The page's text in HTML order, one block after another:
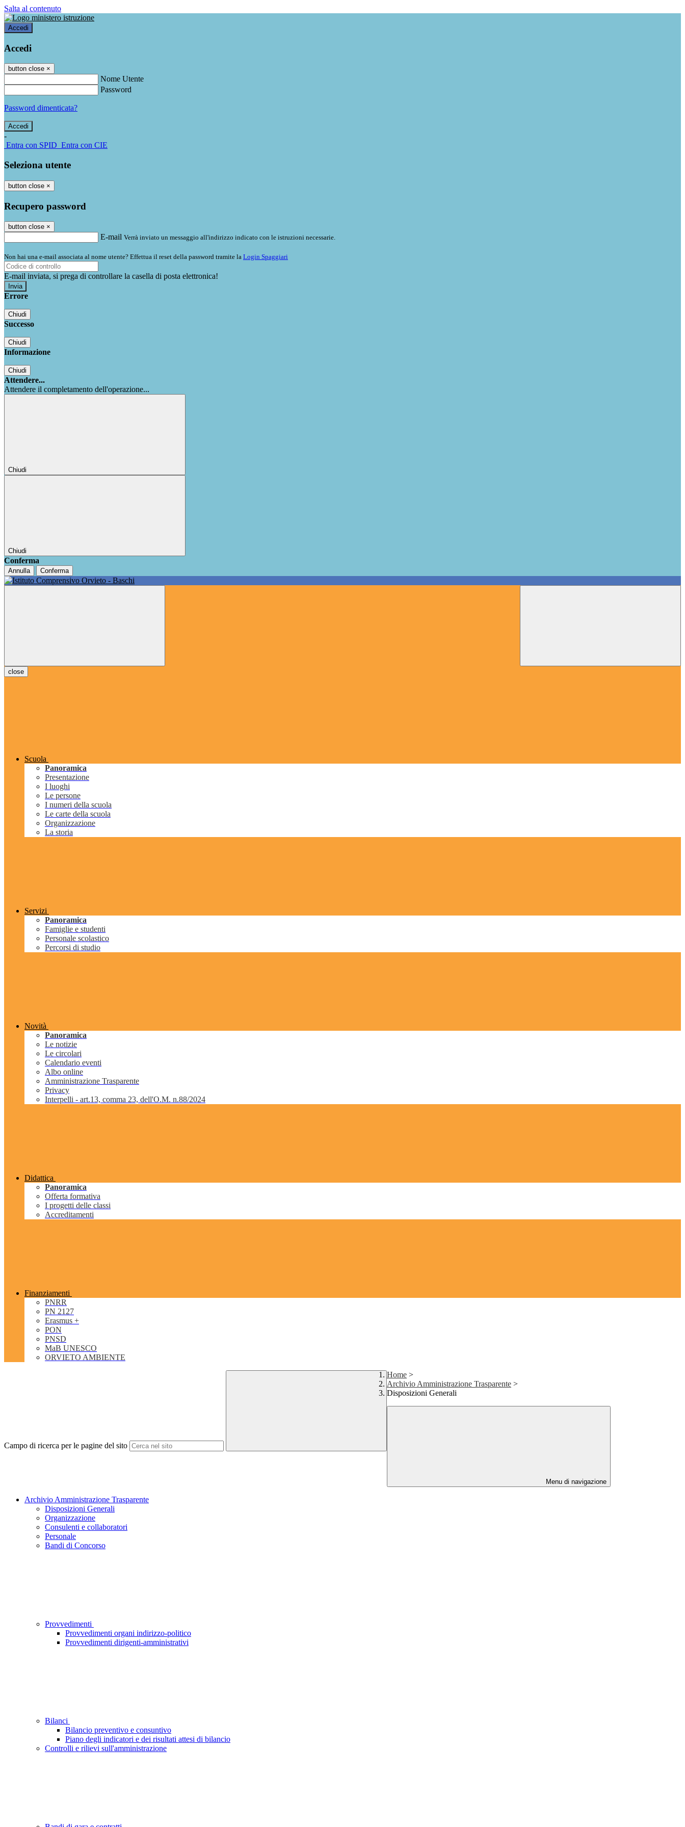
Salta al contenuto
Accedi
Accedi
button close ×
Nome Utente
Password
Password dimenticata?
-
Entra con SPID Entra con CIE
Seleziona utente
button close ×
Recupero password
button close ×
E-mail Verrà inviato un messaggio all'indirizzo indicato con le istruzioni necessarie.
Non hai una e-mail associata al nome utente? Effettua il reset della password tramite la Login Spaggiari
E-mail inviata, si prega di controllare la casella di posta elettronica!
Errore
Chiudi
Successo
Chiudi
Informazione
Chiudi
Attendere...
Attendere il completamento dell'operazione...
Chiudi
Chiudi
Conferma
Annulla Conferma
close
Scuola
Panoramica
Presentazione
I luoghi
Le persone
I numeri della scuola
Le carte della scuola
Organizzazione
La storia
Servizi
Panoramica
Famiglie e studenti
Personale scolastico
Percorsi di studio
Novità
Panoramica
Le notizie
Le circolari
Calendario eventi
Albo online
Amministrazione Trasparente
Privacy
Interpelli - art.13, comma 23, dell'O.M. n.88/2024
Didattica
Panoramica
Offerta formativa
I progetti delle classi
Accreditamenti
Finanziamenti
PNRR
PN 2127
Erasmus +
PON
PNSD
MaB UNESCO
ORVIETO AMBIENTE
Campo di ricerca per le pagine del sito
Home >
Archivio Amministrazione Trasparente >
Disposizioni Generali
Menu di navigazione
Archivio Amministrazione Trasparente
Disposizioni Generali
Organizzazione
Consulenti e collaboratori
Personale
Bandi di Concorso
Provvedimenti
Provvedimenti organi indirizzo-politico
Provvedimenti dirigenti-amministrativi
Bilanci
Bilancio preventivo e consuntivo
Piano degli indicatori e dei risultati attesi di bilancio
Controlli e rilievi sull'amministrazione